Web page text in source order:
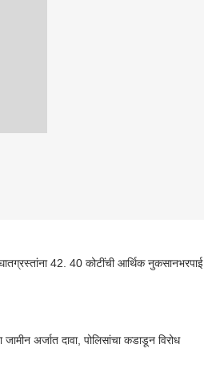
42. 40 कोटींची आर्थिक नुकसानभरपाई
अर्जात दावा, पोलिसांचा कडाडून विरोध